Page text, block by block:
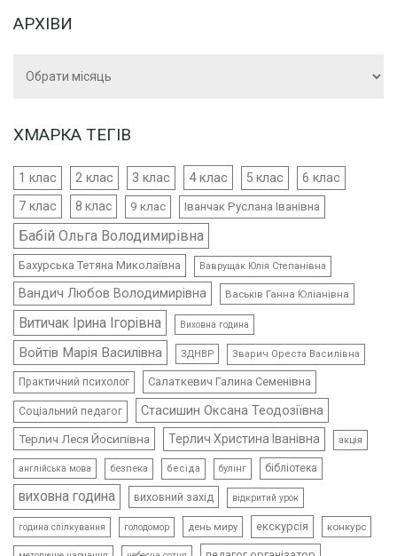
АРХІВИ
ХМАРКА ТЕГІВ
1 клас 2 клас 3 клас 4 клас 5 клас 6 клас
7 клас 8 клас 9 клас Іванчак Руслана Іванівна
Бабій Ольга Володимирівна
Бахурська Тетяна Миколаївна Ваврущак Юлія Степанівна
Вандич Любов Володимирівна Васьків Ганна Юліанівна
Витичак Ірина Ігорівна Виховна година
Войтів Марія Василівна ЗДНВР Зварич Ореста Василівна
Практичний психолог Салаткевич Галина Семенівна
Соціальний педагог Стасишин Оксана Теодозіївна
Терлич Леся Йосипівна Терлич Христина Іванівна акція
англійська мова безпека бесіда булінг бібліотека
виховна година виховний захід відкритий урок
година спілкування голодомор день миру екскурсія конкурс